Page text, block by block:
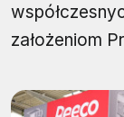
założeniom